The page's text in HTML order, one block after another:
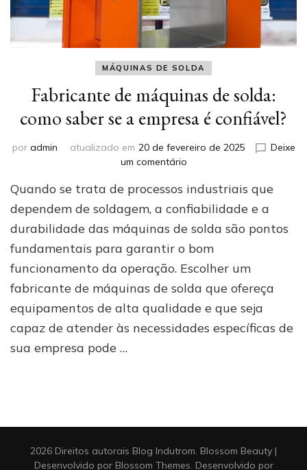
MÁQUINAS DE SOLDA
Fabricante de máquinas de solda:
como saber se a empresa é confiável?
por admin atualizado em 20 de fevereiro de 2025
Deixe
um comentárioem
de
máquinas
solda:
como
saber
se
a
empresa
confiável?
Quando se trata de processos industriais que
dependem de soldagem, a confiabilidade e a
durabilidade das máquinas de solda são pontos
fundamentais para garantir o bom
funcionamento da operação. Escolher um
fabricante de máquinas de solda que ofereça
equipamentos de alta qualidade e que seja
capaz de atender às necessidades específicas de
sua empresa pode …
2026 Direitos autorais Blog Indutrom. Blossom Beauty |
Desenvolvido por Blossom Themes. Desenvolvido por